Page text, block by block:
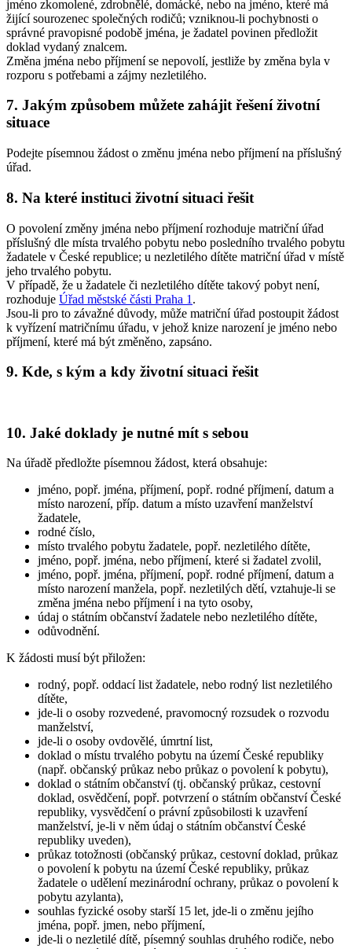
jméno zkomolené, zdrobnělé, domácké, nebo na jméno, které má
žijící sourozenec společných rodičů; vzniknou-li pochybnosti o
správné pravopisné podobě jména, je žadatel povinen předložit
doklad vydaný znalcem.
Změna jména nebo příjmení se nepovolí, jestliže by změna byla v
rozporu s potřebami a zájmy nezletilého.
7. Jakým způsobem můžete zahájit řešení životní
situace
Podejte písemnou žádost o změnu jména nebo příjmení na příslušný
úřad.
8. Na které instituci životní situaci řešit
O povolení změny jména nebo příjmení rozhoduje matriční úřad
příslušný dle místa trvalého pobytu nebo posledního trvalého pobytu
žadatele v České republice; u nezletilého dítěte matriční úřad v místě
jeho trvalého pobytu.
V případě, že u žadatele či nezletilého dítěte takový pobyt není,
rozhoduje Úřad městské části Praha 1 .
Jsou-li pro to závažné důvody, může matriční úřad postoupit žádost
k vyřízení matričnímu úřadu, v jehož knize narození je jméno nebo
příjmení, které má být změněno, zapsáno.
9. Kde, s kým a kdy životní situaci řešit
10. Jaké doklady je nutné mít s sebou
Na úřadě předložte písemnou žádost, která obsahuje:
jméno, popř. jména, příjmení, popř. rodné příjmení, datum a
místo narození, příp. datum a místo uzavření manželství
žadatele,
rodné číslo,
místo trvalého pobytu žadatele, popř. nezletilého dítěte,
jméno, popř. jména, nebo příjmení, které si žadatel zvolil,
jméno, popř. jména, příjmení, popř. rodné příjmení, datum a
místo narození manžela, popř. nezletilých dětí, vztahuje-li se
změna jména nebo příjmení i na tyto osoby,
údaj o státním občanství žadatele nebo nezletilého dítěte,
odůvodnění.
K žádosti musí být přiložen:
rodný, popř. oddací list žadatele, nebo rodný list nezletilého
dítěte,
jde-li o osoby rozvedené, pravomocný rozsudek o rozvodu
manželství,
jde-li o osoby ovdovělé, úmrtní list,
doklad o místu trvalého pobytu na území České republiky
(např. občanský průkaz nebo průkaz o povolení k pobytu),
doklad o státním občanství (tj. občanský průkaz, cestovní
doklad, osvědčení, popř. potvrzení o státním občanství České
republiky, vysvědčení o právní způsobilosti k uzavření
manželství, je-li v něm údaj o státním občanství České
republiky uveden),
průkaz totožnosti (občanský průkaz, cestovní doklad, průkaz
o povolení k pobytu na území České republiky, průkaz
žadatele o udělení mezinárodní ochrany, průkaz o povolení k
pobytu azylanta),
souhlas fyzické osoby starší 15 let, jde-li o změnu jejího
jména, popř. jmen, nebo příjmení,
jde-li o nezletilé dítě, písemný souhlas druhého rodiče, nebo